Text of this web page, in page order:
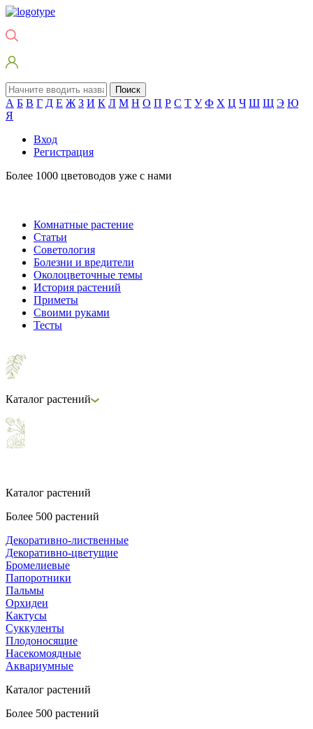
Поиск
А Б В Г Д Е Ж З И К Л М Н О П Р С Т У Ф Х Ц Ч Ш Щ Э Ю
Я
Вход
Регистрация
Более 1000 цветоводов уже с нами
Комнатные растение
Статьи
Советология
Болезни и вредители
Околоцветочные темы
История растений
Приметы
Своими руками
Тесты
Каталог растений
Каталог растений
Более 500 растений
Декоративно-лиственные
Декоративно-цветущие
Бромелиевые
Папоротники
Пальмы
Орхидеи
Кактусы
Суккуленты
Плодоносящие
Насекомоядные
Аквариумные
Каталог растений
Более 500 растений